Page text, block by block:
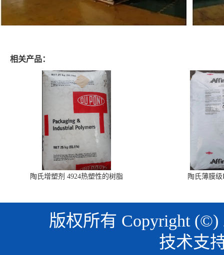
相关产品：
陶氏增塑剂 4924热塑性的树脂 陶氏薄膜级
版权所有 Copyright
技术支